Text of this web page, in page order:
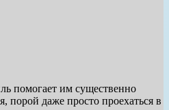
помогает им существенно
порой даже просто проехаться в